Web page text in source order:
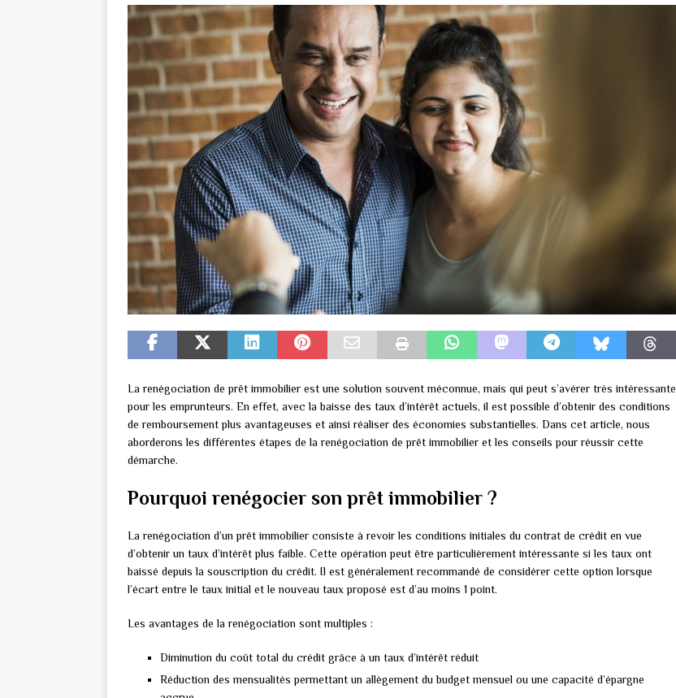
La renégociation de prêt immobilier est une solution souvent méconnue, mais qui peut s’avérer très intéressante
pour les emprunteurs. En effet, avec la baisse des taux d’intérêt actuels, il est possible d’obtenir des conditions
de remboursement plus avantageuses et ainsi réaliser des économies substantielles. Dans cet article, nous
aborderons les différentes étapes de la renégociation de prêt immobilier et les conseils pour réussir cette
démarche.
Pourquoi renégocier son prêt immobilier ?
La renégociation d’un prêt immobilier consiste à revoir les conditions initiales du contrat de crédit en vue
d’obtenir un taux d’intérêt plus faible. Cette opération peut être particulièrement intéressante si les taux ont
baissé depuis la souscription du crédit. Il est généralement recommandé de considérer cette option lorsque
l’écart entre le taux initial et le nouveau taux proposé est d’au moins 1 point.
Les avantages de la renégociation sont multiples :
Diminution du coût total du crédit grâce à un taux d’intérêt réduit
Réduction des mensualités permettant un allègement du budget mensuel ou une capacité d’épargne